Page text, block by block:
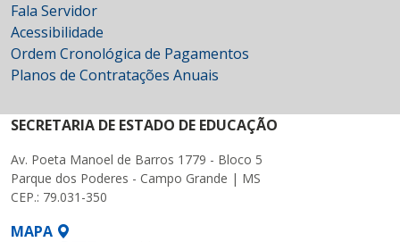
Fala Servidor
Acessibilidade
Ordem Cronológica de Pagamentos
Planos de Contratações Anuais
SECRETARIA DE ESTADO DE EDUCAÇÃO
Av. Poeta Manoel de Barros 1779 - Bloco 5
Parque dos Poderes - Campo Grande | MS
CEP.: 79.031-350
MAPA